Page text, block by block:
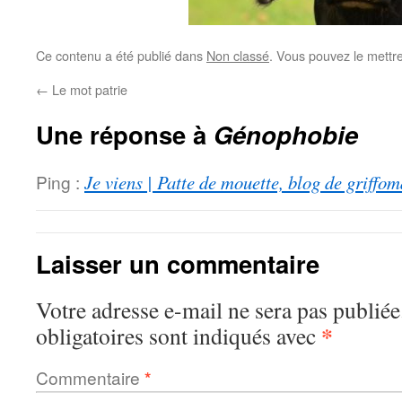
Ce contenu a été publié dans Non classé. Vous pouvez le
← Le mot patrie
Une réponse à Génophobie
Ping : Je viens | Patte de mouette, blog de
Laisser un commentaire
Votre adresse e-mail ne sera pas
obligatoires sont indiqués avec *
Commentaire *